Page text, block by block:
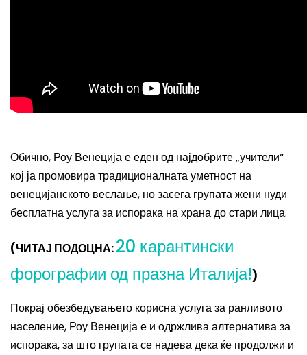
Обично, Роу Венеција е еден од најдобрите „учители“
кој ја промовира традиционалната уметност на
венецијанското веслање, но засега групата жени нуди
бесплатна услуга за испорака на храна до стари лица.
(ЧИТАЈ ПОДОЦНА:20 карантински
форографии од празна Италија!)
Покрај обезбедувањето корисна услуга за ранливото
население, Роу Венеција е и одржлива алтернатива за
испорака, за што групата се надева дека ќе продолжи и